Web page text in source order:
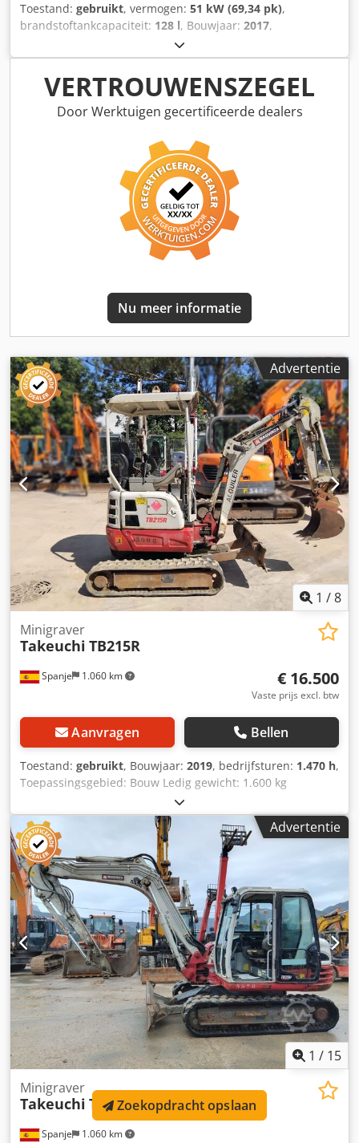
Toestand: gebruikt, vermogen: 51 kW (69,34 pk),
brandstoftankcapaciteit: 128 l, Bouwjaar: 2017,
, Bouwjaar: 2017 Ledig gewicht: 9.000
kg Laadvermogen: 748 kg GVW: 3.748 kg Cjdpfxsxvy Uqs Ad
Neha Afmetingen (LxBxH): 699 x 220 x 257 cm
VERTROUWENSZEGEL
Door Werktuigen gecertificeerde dealers
Nu meer informatie
Advertentie
1 /8
Spanje 1.060 km
Minigraver
Takeuchi TB215R
€ 16.500
Vaste prijs excl. btw
Aanvragen Bellen
Toestand: gebruikt, Bouwjaar: 2019, bedrijfsturen: 1.470 h,
Toepassingsgebied: Bouw Ledig gewicht: 1.600 kg
Afmetingen (LxBxH): 393 x 98 x 235 cm Chsdpfx Aezku U Ijd
Nea
Advertentie
1 / 15
Spanje 1.060 km
Minigraver
Takeuchi TB290Zoekopdracht opslaan